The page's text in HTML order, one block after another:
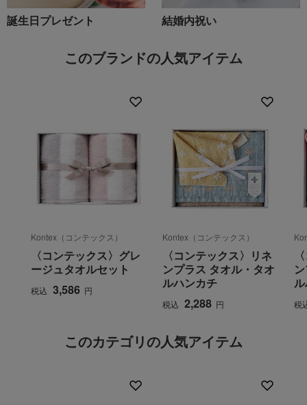
誕生日プレゼント 結婚内祝い
このブランドの人気アイテム
Kontex（コンテックス）
〈コンテックス〉グレ
ージュタオルセット
税込 3,586 円
Kontex（コンテックス）
〈コンテックス〉リネ
ンプラス タオル・タオ
ルハンカチ
税込 2,288 円 税
このカテゴリの人気アイテム